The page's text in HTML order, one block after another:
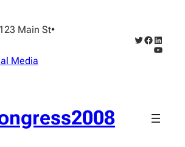
123 Main St•
Media
Twitter
Facebook